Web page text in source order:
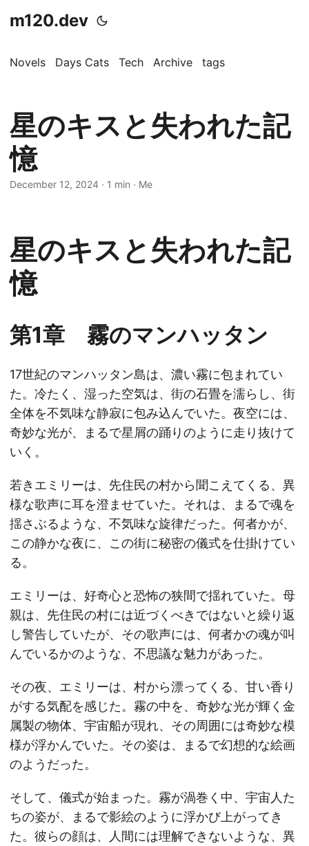
m120.dev
Novels Days Cats Tech Archive tags
星のキスと失われた記
憶
December 12, 2024 · 1 min · Me
星のキスと失われた記
憶
第1章 霧のマンハッタン
17世紀のマンハッタン島は、濃い霧に包まれてい
た。冷たく、湿った空気は、街の石畳を濡らし、街
全体を不気味な静寂に包み込んでいた。夜空には、
奇妙な光が、まるで星屑の踊りのように走り抜けて
いく。
若きエミリーは、先住民の村から聞こえてくる、異
様な歌声に耳を澄ませていた。それは、まるで魂を
揺さぶるような、不気味な旋律だった。何者かが、
この静かな夜に、この街に秘密の儀式を仕掛けてい
る。
エミリーは、好奇心と恐怖の狭間で揺れていた。母
親は、先住民の村には近づくべきではないと繰り返
し警告していたが、その歌声には、何者かの魂が叫
んでいるかのような、不思議な魅力があった。
その夜、エミリーは、村から漂ってくる、甘い香り
がする気配を感じた。霧の中を、奇妙な光が輝く金
属製の物体、宇宙船が現れ、その周囲には奇妙な模
様が浮かんでいた。その姿は、まるで幻想的な絵画
のようだった。
そして、儀式が始まった。霧が渦巻く中、宇宙人た
ちの姿が、まるで影絵のように浮かび上がってき
た。彼らの顔は、人間には理解できないような、異